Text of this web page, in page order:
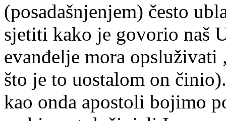
(posadašnjenjem) često
sjetiti kako je govorio naš
evanđelje mora opsluživati
što je to uostalom on
kao onda apostoli bojimo